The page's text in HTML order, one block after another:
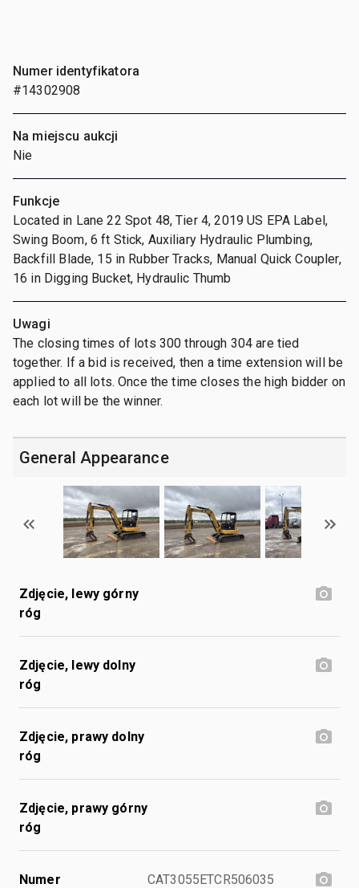
Numer identyfikatora
#14302908
Na miejscu aukcji
Nie
Funkcje
Located in Lane 22 Spot 48, Tier 4, 2019 US EPA Label,
Swing Boom, 6 ft Stick, Auxiliary Hydraulic Plumbing,
Backfill Blade, 15 in Rubber Tracks, Manual Quick Coupler,
16 in Digging Bucket, Hydraulic Thumb
Uwagi
The closing times of lots 300 through 304 are tied
together. If a bid is received, then a time extension will be
applied to all lots. Once the time closes the high bidder on
each lot will be the winner.
General Appearance
Zdjęcie, lewy górny
róg
Zdjęcie, lewy dolny
róg
Zdjęcie, prawy dolny
róg
Zdjęcie, prawy górny
róg
Numer
CAT3055ETCR506035